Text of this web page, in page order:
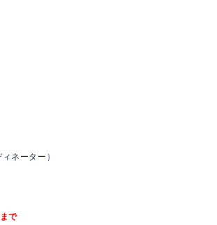
ネーター）
で